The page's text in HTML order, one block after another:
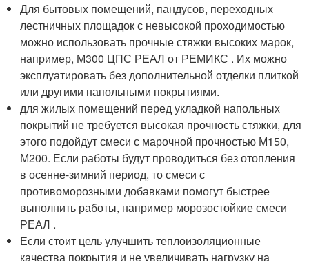
Для бытовых помещений, пандусов, переходных
лестничных площадок с невысокой проходимостью
можно использовать прочные стяжки высоких марок,
например, М300 ЦПС РЕАЛ от РЕМИКС . Их можно
эксплуатировать без дополнительной отделки плиткой
или другими напольными покрытиями.
для жилых помещений перед укладкой напольных
покрытий не требуется высокая прочность стяжки, для
этого подойдут смеси с марочной прочностью М150,
М200. Если работы будут проводиться без отопления
в осенне-зимний период, то смеси с
противоморозными добавками помогут быстрее
выполнить работы, например морозостойкие смеси
РЕАЛ .
Если стоит цель улучшить теплоизоляционные
качества покрытия и не увеличивать нагрузку на